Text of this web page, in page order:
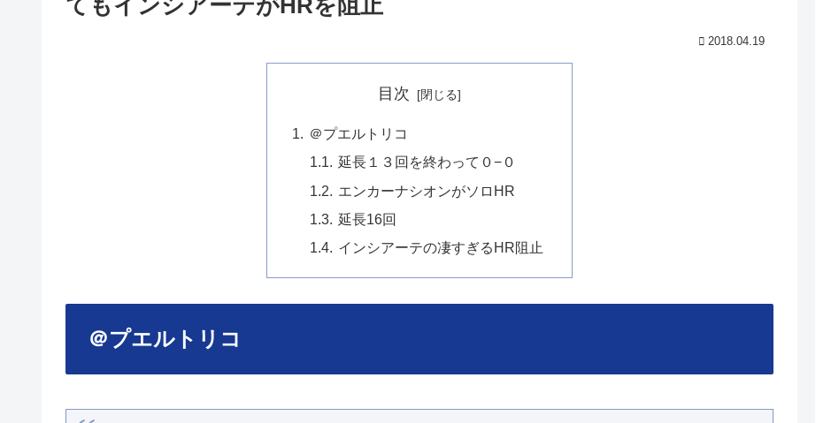
てもインシアーテがHRを阻止
2018.04.19
目次
＠プエルトリコ
延長１３回を終わって０−０
エンカーナシオンがソロHR
延長16回
インシアーテの凄すぎるHR阻止
＠プエルトリコ